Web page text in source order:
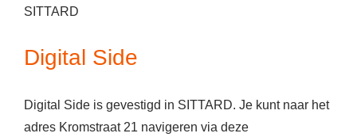
SITTARD
Digital Side
Digital Side is gevestigd in SITTARD. Je kunt naar het
adres Kromstraat 21 navigeren via deze